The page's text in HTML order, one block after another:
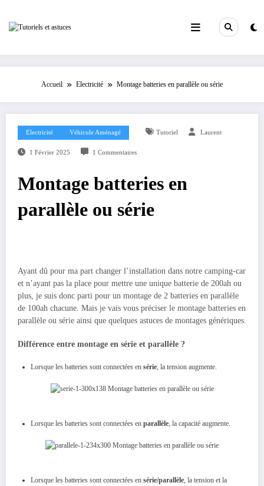
contenu
Accueil Electricité Montage batteries en parallèle ou série
Electricité Véhicule Aménagé Tutoriel Laurent
1 Février 2025 1 Commentaires
Montage batteries en
parallèle ou série
Ayant dû pour ma part changer l’installation dans notre camping-car
et n’ayant pas la place pour mettre une unique batterie de 200ah ou
plus, je suis donc parti pour un montage de 2 batteries en parallèle
de 100ah chacune. Mais je vais vous préciser le montage batteries en
parallèle ou série ainsi que quelques astuces de montages génériques.
Différence entre montage en série et parallèle ?
Lorsque les batteries sont connectées en série, la tension augmente.
Lorsque les batteries sont connectées en parallèle, la capacité augmente.
Lorsque les batteries sont connectées en série/parallèle, la tension et la